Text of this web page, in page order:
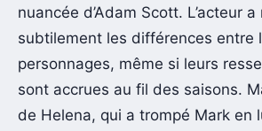
nuancée d’Adam Scott. L’acteur
subtilement les différences entre
personnages, même si leurs
sont accrues au fil des saisons.
de Helena, qui a trompé Mark en